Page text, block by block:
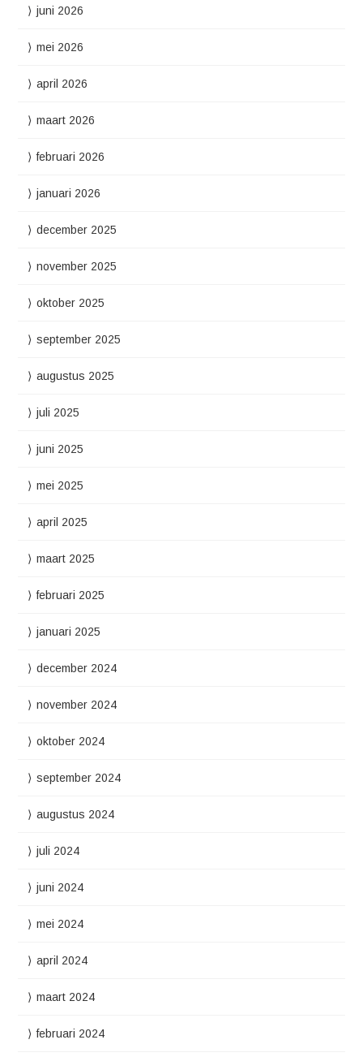
juni 2026
mei 2026
april 2026
maart 2026
februari 2026
januari 2026
december 2025
november 2025
oktober 2025
september 2025
augustus 2025
juli 2025
juni 2025
mei 2025
april 2025
maart 2025
februari 2025
januari 2025
december 2024
november 2024
oktober 2024
september 2024
augustus 2024
juli 2024
juni 2024
mei 2024
april 2024
maart 2024
februari 2024